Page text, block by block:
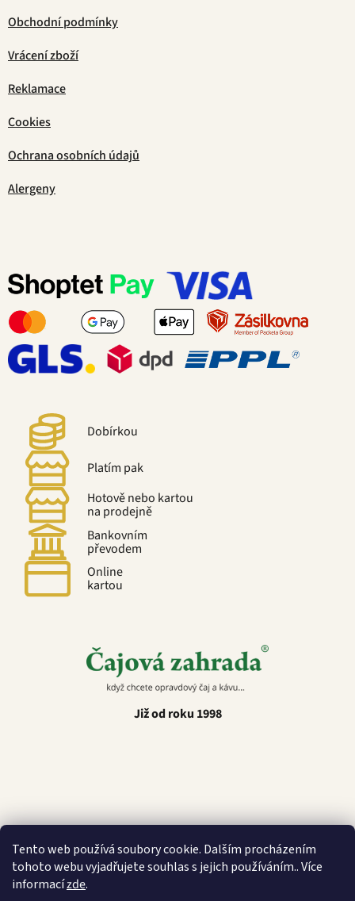
Tento web používá soubory cookie. Dalším procházením
tohoto webu vyjadřujete souhlas s jejich používáním.. Více
informacízde.
Obchodní podmínky
Vrácení zboží
Reklamace
Cookies
Ochrana osobních údajů
Alergeny
Dobírkou
Platím pak
Hotově nebo kartou
na prodejně
Bankovním
převodem
Online
kartou
Již od roku 1998
Latino Café